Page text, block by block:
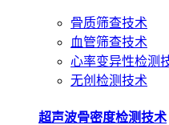
骨质筛查技术
血管筛查技术
心率变异性检测
无创检测技术
超声波骨密度检测技术